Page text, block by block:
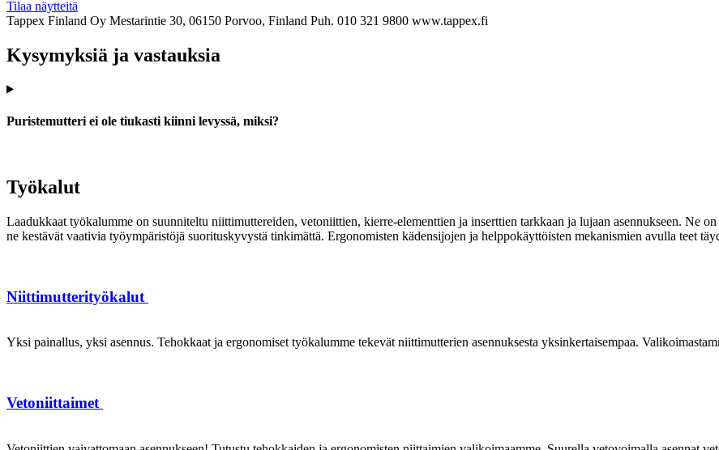
Tilaa näytteitä
Tappex Finland Oy Mestarintie 30, 06150 Porvoo, Finland Puh. 010 321 9800 www.tappex.fi
Kysymyksiä ja vastauksia
Puristemutteri ei ole tiukasti kiinni levyssä, miksi?
Työkalut
Laadukkaat työkalumme on suunniteltu niittimuttereiden, vetoniittien, kierre-elementtien ja inserttien tarkkaan ja lujaan asennukseen. Ne
ne kestävät vaativia työympäristöjä suorituskyvystä tinkimättä. Ergonomisten kädensijojen ja helppokäyttöisten mekanismien avulla teet
Niittimutterityökalut
Yksi painallus, yksi asennus. Tehokkaat ja ergonomiset työkalumme tekevät niittimutterien asennuksesta yksinkertaisempaa.
Vetoniittaimet